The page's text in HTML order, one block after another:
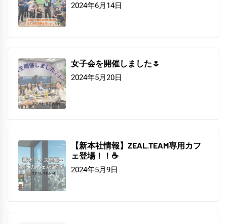
2024年6月14日
女子会を開催しました🌷
2024年5月20日
【新本社情報】ZEAL.TEAM専用カフ
ェ登場！！☕
2024年5月9日